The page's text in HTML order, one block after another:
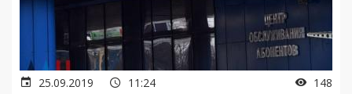
25.09.2019 11:24 148